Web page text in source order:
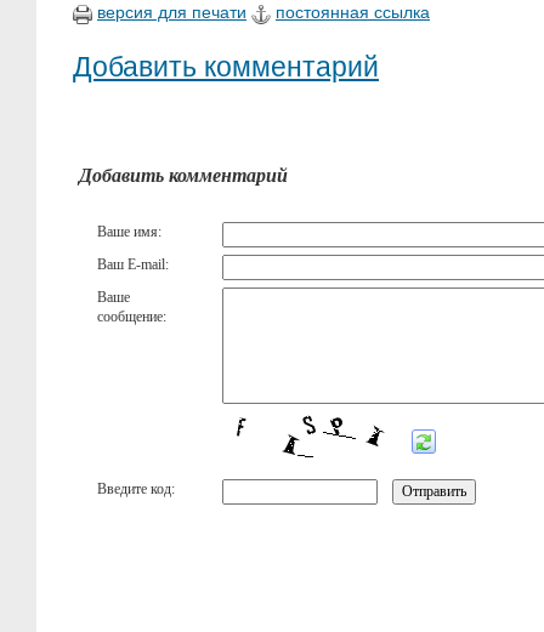
версия для печати постоянная ссылка
Добавить комментарий
Добавить комментарий
Ваше имя:
Ваш E-mail:
Ваше
сообщение:
Введите код: